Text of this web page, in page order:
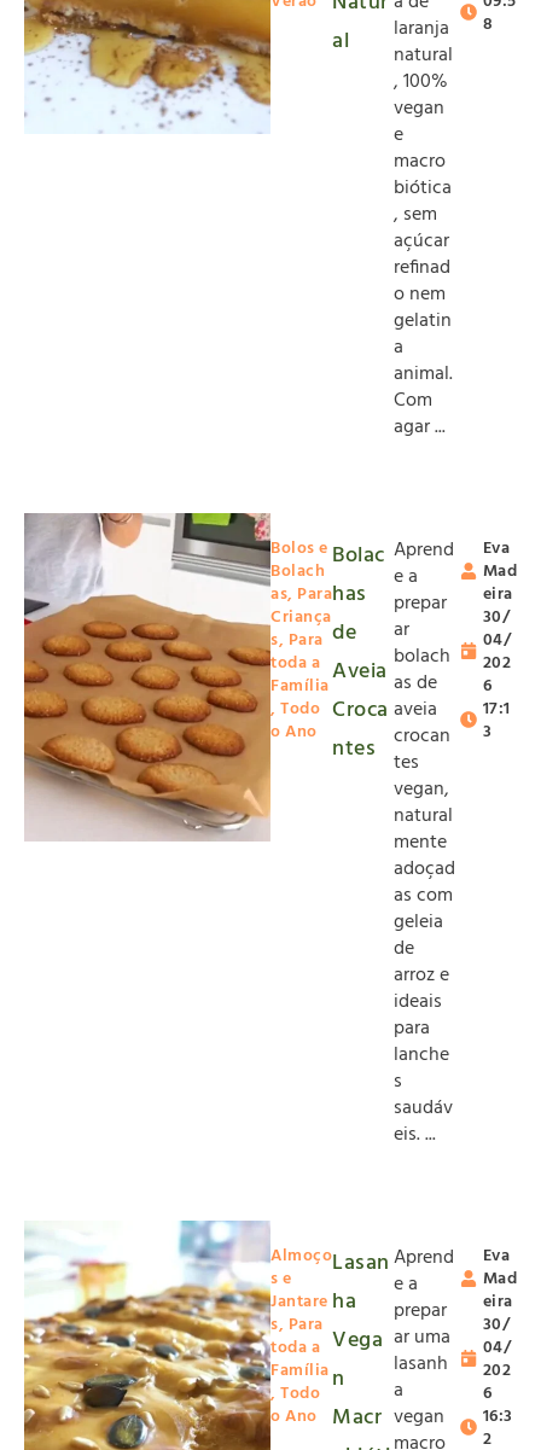
al
laranja
natural
, 100%
vegan
e
macro
biótica
, sem
açúcar
refinad
o nem
gelatin
a
animal.
Com
agar ...
8
Bolos e
Bolach
as, Para
Criança
s, Para
toda a
Família
, Todo
o Ano
Bolac
has
de
Aveia
Croca
ntes
Aprend
e a
prepar
ar
bolach
as de
aveia
crocan
tes
vegan,
natural
mente
adoçad
as com
geleia
de
arroz e
ideais
para
lanche
s
saudáv
eis. ...
Eva
Mad
eira
30/
04/
202
6
17:1
3
Almoço
s e
Jantare
s, Para
toda a
Família
, Todo
o Ano
Lasan
ha
Vega
n
Macr
Aprend
e a
prepar
ar uma
lasanh
a
vegan
Eva
Mad
eira
30/
04/
202
6
16:3
2